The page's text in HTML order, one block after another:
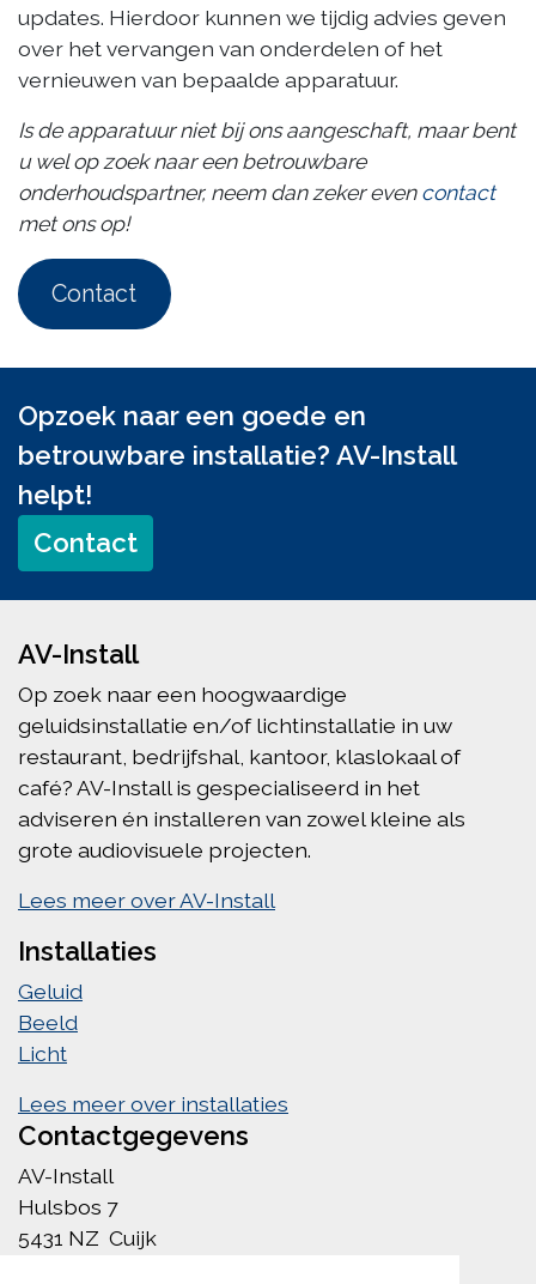
updates. Hierdoor kunnen we tijdig advies geven
over het vervangen van onderdelen of het
vernieuwen van bepaalde apparatuur.
Is de apparatuur niet bij ons aangeschaft, maar bent
u wel op zoek naar een betrouwbare
onderhoudspartner, neem dan zeker evencontact
met ons op!
Contact
Opzoek naar een goede en
betrouwbare installatie? AV-Install
helpt!
Contact
AV-Install
Op zoek naar een hoogwaardige
geluidsinstallatie en/of lichtinstallatie in uw
restaurant, bedrijfshal, kantoor, klaslokaal of
café? AV-Install is gespecialiseerd in het
adviseren én installeren van zowel kleine als
grote audiovisuele projecten.
Lees meer over AV-Install
Installaties
Geluid
Beeld
Licht
Lees meer over installaties
Contactgegevens
AV-Install
Hulsbos 7
5431 NZ Cuijk